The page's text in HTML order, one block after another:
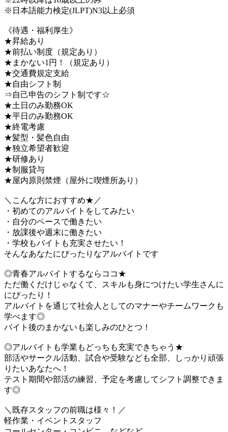
※日本語能力検定(JLPT)N3以上必須
《待遇・福利厚生》
★昇給あり
★前払い制度（規定あり）
★まかない1円！（規定あり）
★交通費規定支給
★自由シフト制
⇒自己申告のシフト制です☆
★土日のみ勤務OK
★平日のみ勤務OK
★終電考慮
★髪型・髪色自由
★独立希望者歓迎
★研修あり
★制服貸与
★屋内原則禁煙（屋外に喫煙所あり）
＼こんな方におすすめ★／
・初めてのアルバイトをしてみたい
・自分のペースで働きたい
・放課後や週末に働きたい
・学校もバイトも充実させたい！
そんなあなたにぴったりなアルバイトです
◎青春アルバイトするならココ★
ただ働くだけじゃなくて、スキルも身につけたい学生さんに
にぴったり！
アルバイトを通じて社会人としてのマナーやチームワークも
学べます◎
バイト後のまかないも楽しみのひとつ！
◎アルバイトも学業もどっちも充実できちゃう★
部活やサークル活動、試合や受験なども全部、しっかり頑張
りたいあなたへ！
テスト期間や部活の練習、予定を考慮してシフト調整できま
す◎
＼既存スタッフの前職は様々！／
軽作業・イベントスタッフ